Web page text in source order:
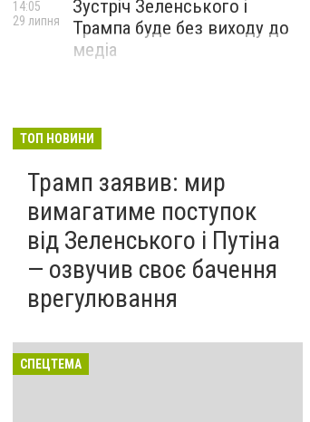
Зустріч Зеленського і
Трампа буде без виходу до
медіа
14:05
29 липня
ТОП НОВИНИ
Трамп заявив: мир
вимагатиме поступок
від Зеленського і Путіна
— озвучив своє бачення
врегулювання
СПЕЦТЕМА